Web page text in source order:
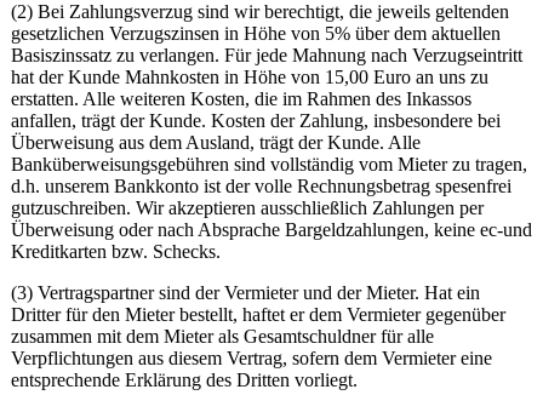
(2) Bei Zahlungsverzug sind wir berechtigt, die jeweils geltenden
gesetzlichen Verzugszinsen in Höhe von 5% über dem aktuellen
Basiszinssatz zu verlangen. Für jede Mahnung nach Verzugseintritt
hat der Kunde Mahnkosten in Höhe von 15,00 Euro an uns zu
erstatten. Alle weiteren Kosten, die im Rahmen des Inkassos
anfallen, trägt der Kunde. Kosten der Zahlung, insbesondere bei
Überweisung aus dem Ausland, trägt der Kunde. Alle
Banküberweisungsgebühren sind vollständig vom Mieter zu tragen,
d.h. unserem Bankkonto ist der volle Rechnungsbetrag spesenfrei
gutzuschreiben. Wir akzeptieren ausschließlich Zahlungen per
Überweisung oder nach Absprache Bargeldzahlungen, keine ec-und
Kreditkarten bzw. Schecks.
(3) Vertragspartner sind der Vermieter und der Mieter. Hat ein
Dritter für den Mieter bestellt, haftet er dem Vermieter gegenüber
zusammen mit dem Mieter als Gesamtschuldner für alle
Verpflichtungen aus diesem Vertrag, sofern dem Vermieter eine
entsprechende Erklärung des Dritten vorliegt.